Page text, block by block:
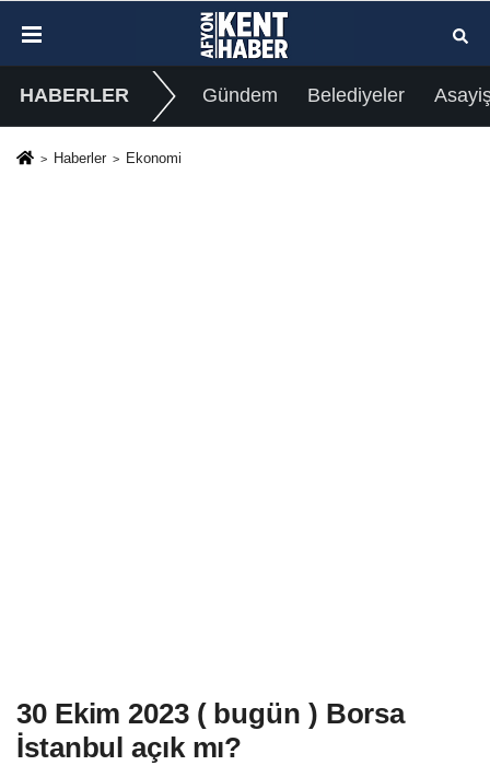
HABERLER Gündem Belediyeler
Haberler Ekonomi
30 Ekim 2023 ( bugün ) Borsa
İstanbul açık mı?